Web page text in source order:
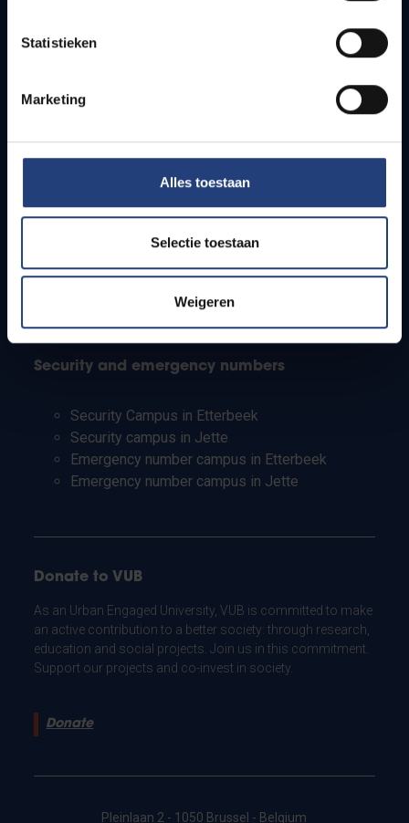
Statistieken
Marketing
Alles toestaan
Selectie toestaan
Weigeren
How to get to the VUB campuses
Students
PhD students
Teachers and secondary schools
Working students
Security and emergency numbers
Security Campus in Etterbeek
Security campus in Jette
Emergency number campus in Etterbeek
Emergency number campus in Jette
Donate to VUB
As an Urban Engaged University, VUB is committed to make
an active contribution to a better society: through research,
education and social projects. Join us in this commitment.
Support our projects and co-invest in society.
Donate
Pleinlaan 2 - 1050 Brussel - Belgium